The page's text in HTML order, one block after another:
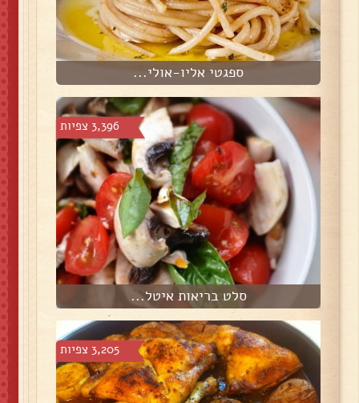
ספגטי אליו-אולי...
3,396 צפיות
סלט בריאות איטל...
3,205 צפיות